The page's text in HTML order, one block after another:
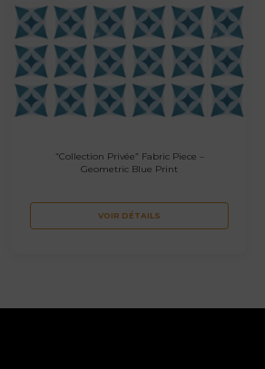
“Collection Privée” Fabric Piece –
Geometric Blue Print
VOIR DÉTAILS